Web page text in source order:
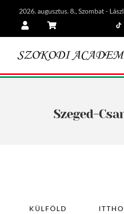
2026. augusztus. 8., Szombat -
Szeged-
KÜLFÖLD